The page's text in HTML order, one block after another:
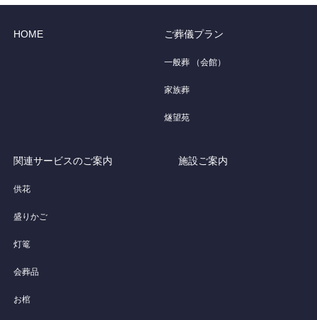
HOME ご葬儀プラン
一般葬 （会館）
家族葬
燧望苑
関連サービスのご案内
供花
盛りかご
灯篭
会葬品
お棺
施設ご案内